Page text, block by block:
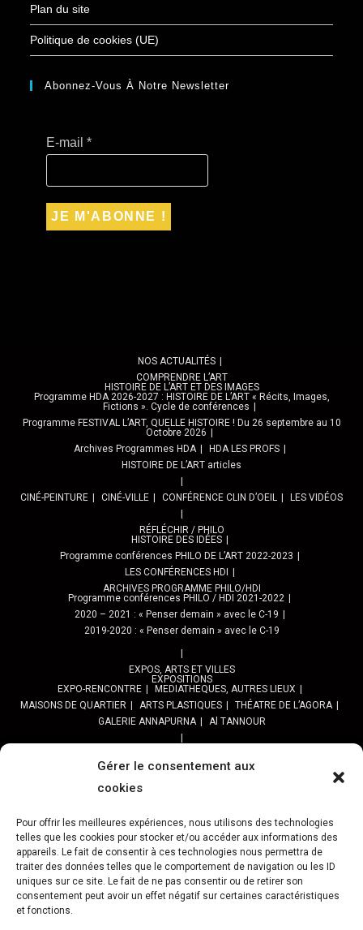
Gérer le consentement aux
cookies
Pour offrir les meilleures expériences, nous utilisons des technologies
telles que les cookies pour stocker et/ou accéder aux informations des
appareils. Le fait de consentir à ces technologies nous permettra de
traiter des données telles que le comportement de navigation ou les ID
uniques sur ce site. Le fait de ne pas consentir ou de retirer son
consentement peut avoir un effet négatif sur certaines caractéristiques
et fonctions.
Plan du site
Politique de cookies (UE)
Abonnez-Vous À Notre Newsletter
E-mail*
NOS ACTUALITÉS
COMPRENDRE L’ART
HISTOIRE DE L’ART ET DES IMAGES
Programme HDA 2026-2027 : HISTOIRE DE L’ART « Récits, Images,
Fictions ». Cycle de conférences
Programme FESTIVAL L’ART, QUELLE HISTOIRE ! Du 26 septembre au 10
Octobre 2026
Archives Programmes HDA
HDA LES PROFS
HISTOIRE DE L’ART articles
CINÉ-PEINTURE CINÉ-VILLE CONFÉRENCE CLIN D’OEIL LES VIDÉOS
RÉFLÉCHIR / PHILO
HISTOIRE DES IDÉES
Programme conférences PHILO DE L’ART 2022-2023
LES CONFÉRENCES HDI
ARCHIVES PROGRAMME PHILO/HDI
Programme conférences PHILO / HDI 2021-2022
2020 – 2021 : « Penser demain » avec le C-19
2019-2020 : « Penser demain » avec le C-19
EXPOS, ARTS ET VILLES
EXPOSITIONS
EXPO-RENCONTRE
MEDIATHEQUES, AUTRES LIEUX
MAISONS DE QUARTIER
ARTS PLASTIQUES
THÉATRE DE L’AGORA
GALERIE ANNAPURNA
Al TANNOUR
PPROGRAMME DES BALADES URBAINES 2025
Programme SORTIES URBAN SKETCHER 2024-2025 :
Archives URBAN SKETCHERS ESSONNE
ATELIERS CULTURELS STREET ART JEU URBAIN « JeSuisMaVille »
L’ASSOCIATION